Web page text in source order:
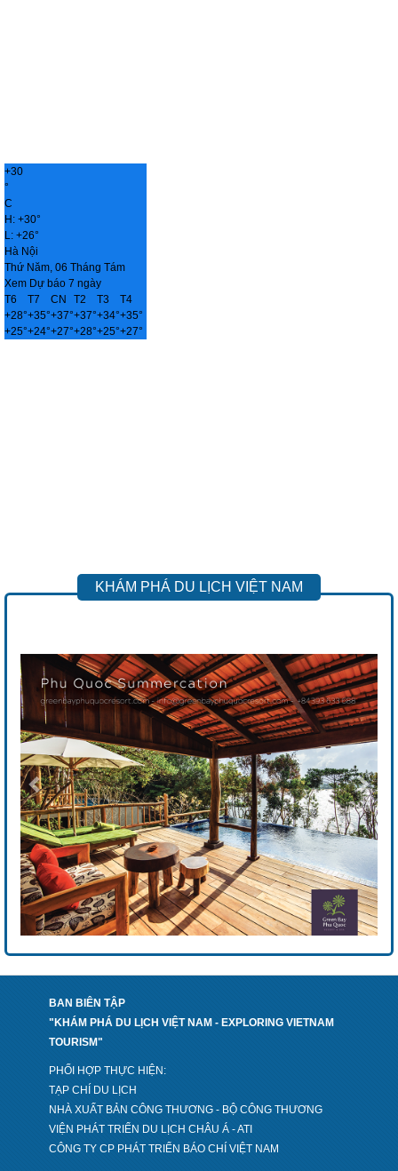
+30
°
C
H: +30°
L: +26°
Hà Nội
Thứ Năm, 06 Tháng Tám
Xem Dự báo 7 ngày
T6
T7 CN T2 T3
T4
+28°+35°+37°+37°+34°+35°
+25°+24°+27°+28°+25°+27°
KHÁM PHÁ DU LỊCH VIỆT NAM
BAN BIÊN TẬP
"KHÁM PHÁ DU LỊCH VIỆT NAM - EXPLORING VIETNAM
TOURISM"
PHỐI HỢP THỰC HIỆN:
TẠP CHÍ DU LỊCH
NHÀ XUẤT BẢN CÔNG THƯƠNG - BỘ CÔNG THƯƠNG
VIỆN PHÁT TRIỂN DU LỊCH CHÂU Á - ATI
CÔNG TY CP PHÁT TRIỂN BÁO CHÍ VIỆT NAM